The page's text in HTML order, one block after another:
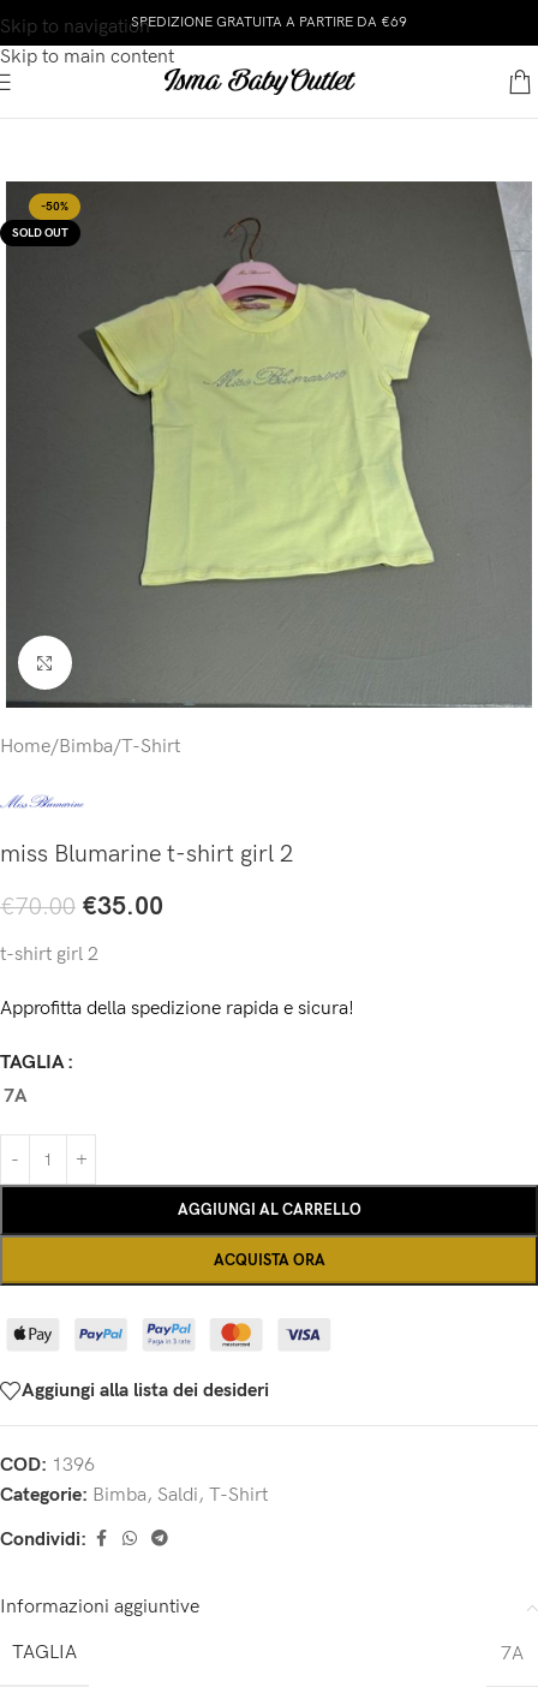
Skip to navigation
Skip to main content
SPEDIZIONE GRATUITA A PARTIRE DA €69
-50%
SOLD OUT
Click to enlarge
Home/Bimba/T-Shirt
miss Blumarine t-shirt girl 2
€70.00 €35.00
t-shirt girl 2
Approfitta della spedizione rapida e sicura!
TAGLIA
7A
AGGIUNGI AL CARRELLO
ACQUISTA ORA
Aggiungi alla lista dei desideri
COD: 1396
Categorie: Bimba, Saldi, T-Shirt
Condividi:
Informazioni aggiuntive
TAGLIA
7A